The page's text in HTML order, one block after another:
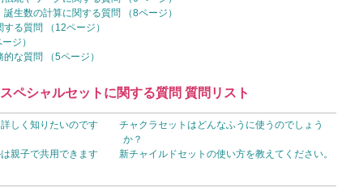
生数の計算に関する質問 （8ページ）
る質問 （12ページ）
ジ）
な質問 （5ページ）
ペシャルセットに関する質問 質問リスト
しく知りたいのです
チャクラセットはどんなふうに使うのでしょう
か？
親子で共用できます
新チャイルドセットの使い方を教えてください。